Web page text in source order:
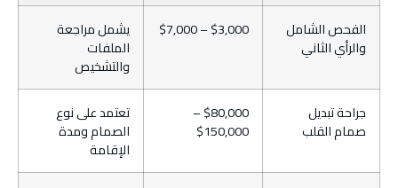
الفحص الشامل
والرأي الثاني
$3,000 – $7,000 يشمل مراجعة
الملفات
والتشخيص
جراحة تبديل
صمام القلب
$80,000 –
$150,000
تعتمد على نوع
الصمام ومدة
الإقامة